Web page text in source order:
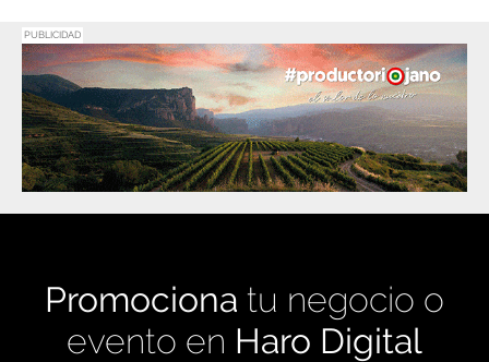
PUBLICIDAD
Promociona tu negocio o
evento en Haro Digital